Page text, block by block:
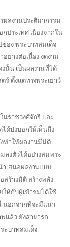
ผลงานประติมากรรม
ประเทศ เนื่องจากใน
อง พระบาทสมเด็จ
ย่างต่อเนื่อง งดงาม
นั้น เป็นผลงานที่ได้
ร์ ตั้งแต่ทรงพระเยาว์
นราชวงศ์จักรี และ
ด้บ่งบอกให้เห็นถึง
ทำให้ผลงานมีมิติ
ลงตัวได้อย่างสมพระ
ำเสนอผลงานแบบ
สร้างมิติ สร้างพลัง
ให้กับผู้เข้าชมได้ใช้
นอกจากที่จะมีแนว
แล้ว ยังสามารถ
ะบาทสมเด็จ